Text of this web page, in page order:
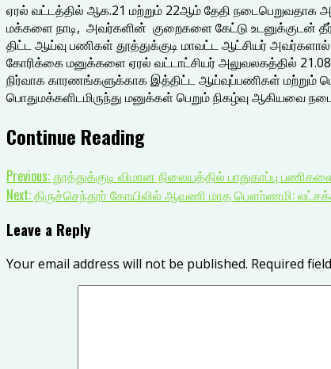
ஏரல் வட்டத்தில் ஆக.21 மற்றும் 22ஆம் தேதி நடைபெறுவதாக
மக்களை நாடி, அவர்களின் குறைகளை கேட்டு உடனுக்குடன்
திட்ட ஆய்வு பணிகள் தூத்துக்குடி மாவட்ட ஆட்சியர்
கோரிக்கை மனுக்களை ஏரல் வட்டாட்சியர் அலுவலகத்தில்
நிர்வாக காரணங்களுக்காக இத்திட்ட ஆய்வுப்பணிகள் மற்றும்
பொதுமக்களிடமிருந்து மனுக்கள் பெறும் நிகழ்வு ஆகியவை
Continue Reading
Previous:தூத்துக்குடி விமான நிலையத்தில் பாதுகாப்பு
Next:திருச்செந்தூா் கோயிலில் ஆவணி மாத பௌா்ணமி:
Leave a Reply
Your email address will not be published. Required